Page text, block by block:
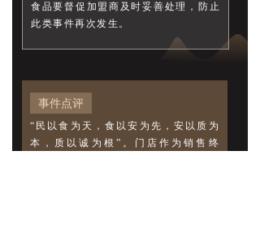
食品要督促加盟商及时妥善处理，防止
此类事件再次发生。
事件点评
“民以食为天，食以安为先，安以质为
本，质以诚为根”。门店作为销售终